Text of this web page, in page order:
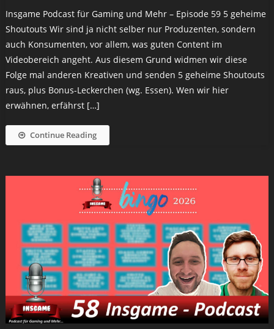
Insgame Podcast für Gaming und Mehr – Episode 59 5 geheime
Shoutouts Wir sind ja nicht selber nur Produzenten, sondern
auch Konsumenten, vor allem, was guten Content im
Videobereich angeht. Aus diesem Grund widmen wir diese
Folge mal anderen Kreativen und senden 5 geheime Shoutouts
raus, plus Bonus-Leckerchen (wg. Essen). Wen wir hier
erwähnen, erfährst […]
Continue Reading